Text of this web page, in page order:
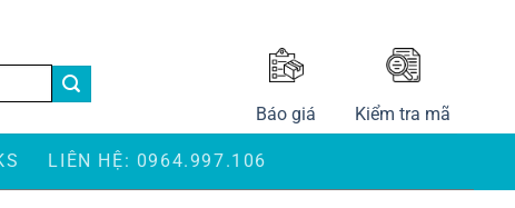
Báo giá Kiểm tra mã
LIÊN HỆ: 0964.997.106